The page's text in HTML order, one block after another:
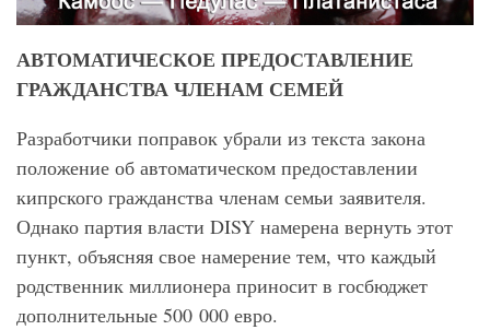
АВТОМАТИЧЕСКОЕ ПРЕДОСТАВЛЕНИЕ
ГРАЖДАНСТВА ЧЛЕНАМ СЕМЕЙ
Разработчики поправок убрали из текста закона
положение об автоматическом предоставлении
кипрского гражданства членам семьи заявителя.
Однако партия власти DISY намерена вернуть этот
пункт, объясняя свое намерение тем, что каждый
родственник миллионера приносит в госбюджет
дополнительные 500 000 евро.